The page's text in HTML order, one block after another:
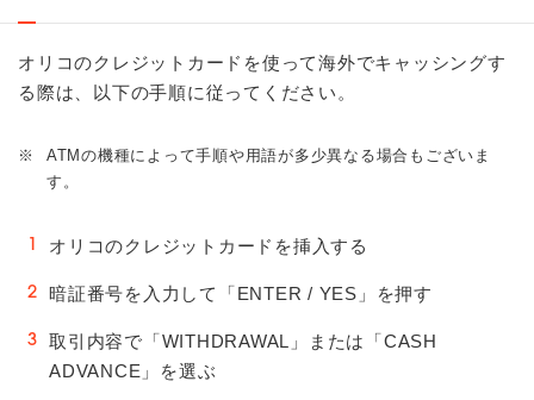
オリコのクレジットカードを使って海外でキャッシングす
る際は、以下の手順に従ってください。
※
ATMの機種によって手順や用語が多少異なる場合もございま
す。
オリコのクレジットカードを挿入する
暗証番号を入力して「ENTER / YES」を押す
取引内容で「WITHDRAWAL」または「CASH
ADVANCE」を選ぶ